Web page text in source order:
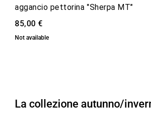
aggancio pettorina "Sherpa MT"
85,00 €
Not available
La collezione autunno/